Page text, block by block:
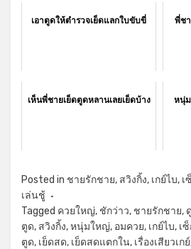
เอาตูดให้ตำรวจเย็ดแลกใบขับขี่ พี่ช
เห็นพี่ชายเย็ดตูดหลานเลยเย็ดบ้าง
หนุ่
Posted in ชายรักชาย, สวิงกิ้ง, เกย์ไบ, เ
เล่นชู้
Tagged ควยใหญ่, ชักว่าว, ชายรักชาย,
ตูด, สวิงกิ้ง,หนุ่มใหญ่, อมควย, เกย์ไบ, เ
ตูด, เย็ดสด, เย็ดสดแตกใน, เรื่องเสียวเกย์